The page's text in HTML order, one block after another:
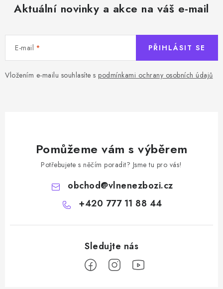
Aktuální novinky a akce na váš e-mail
E-mail
Vložením e-mailu souhlasíte s podmínkami ochrany osobních údajů
PŘIHLÁSIT SE
Pomůžeme vám s výběrem
Potřebujete s něčím poradit? Jsme tu pro vás!
obchod@vlnenezbozi.cz
+420 777 11 88 44